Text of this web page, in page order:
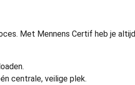
Met Mennens Certif heb je
centrale, veilige plek.